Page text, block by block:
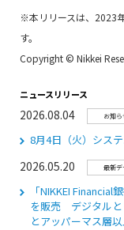
※本リリースは、2023
す。
Copyright © Nikkei
ニュースリリース
2026.08.04 お知ら
8月4日（火）シス
2026.05.20 最新デ
「NIKKEI
を販売 デジタルと
とアッパーマス層